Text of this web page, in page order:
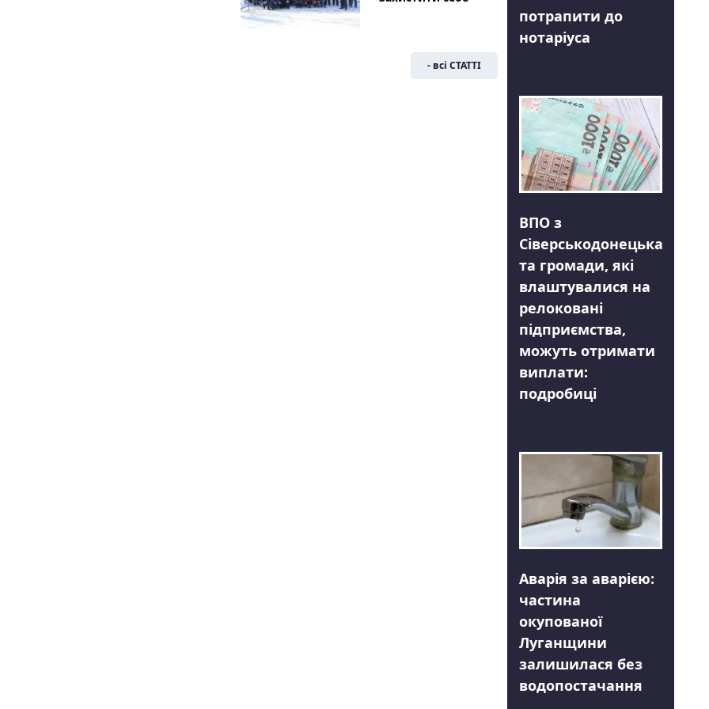
- всі СТАТТІ
потрапити до
нотаріуса
ВПО з
Сіверськодонецька
та громади, які
влаштувалися на
релоковані
підприємства,
можуть отримати
виплати:
подробиці
Аварія за аварією:
частина
окупованої
Луганщини
залишилася без
водопостачання